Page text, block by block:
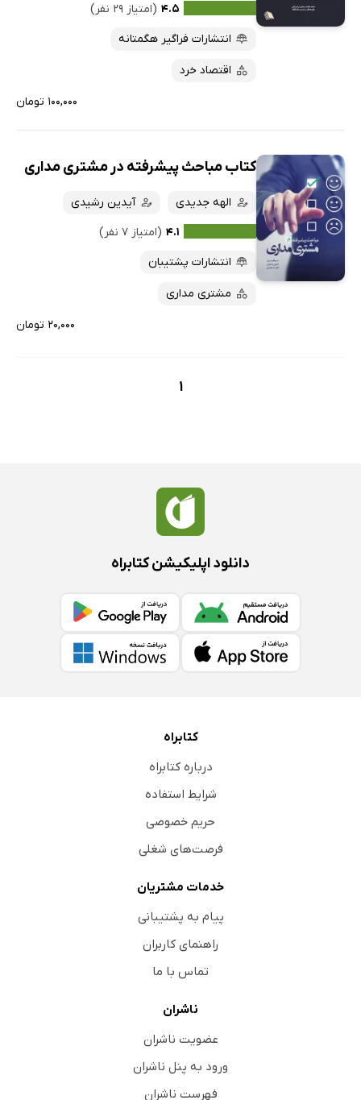
۴.۵ (امتیاز ۲۹ نفر)
انتشارات فراگیر هگمتانه
اقتصاد خرد
۱۰۰,۰۰۰ تومان
کتاب مباحث پیشرفته در مشتری مداری
الهه جدیدی
آیدین رشیدی
۴.۱ (امتیاز ۷ نفر)
انتشارات پشتیبان
مشتری مداری
۲۰,۰۰۰ تومان
1
دانلود اپلیکیشن کتابراه
کتابراه
درباره کتابراه
شرایط استفاده
حریم خصوصی
فرصت‌های شغلی
خدمات مشتریان
پیام به پشتیبانی
راهنمای کاربران
تماس با ما
ناشران
عضویت ناشران
ورود به پنل ناشران
فهرست ناشران